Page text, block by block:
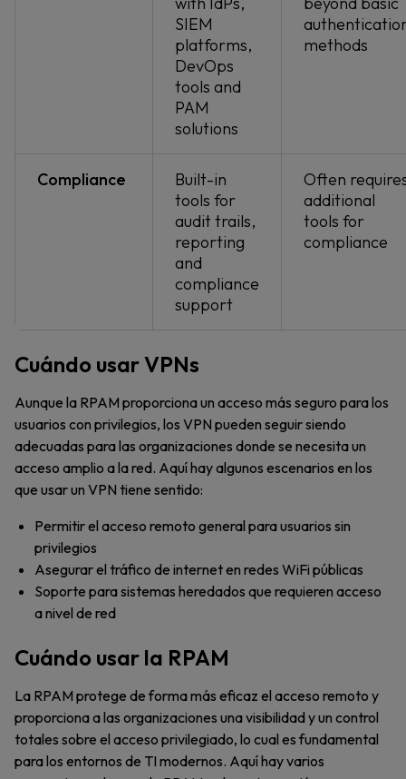
SIEM
platforms,
DevOps
tools and
PAM
solutions
methods
Compliance
Built-in
tools for
audit trails,
reporting
and
compliance
support
Often
additional
tools for
compliance
Cuándo usar VPNs
Aunque la RPAM proporciona un acceso más seguro para los
usuarios con privilegios, los VPN pueden seguir siendo
adecuadas para las organizaciones donde se necesita un
acceso amplio a la red. Aquí hay algunos escenarios en los
que usar un VPN tiene sentido:
Permitir el acceso remoto general para usuarios sin
privilegios
Asegurar el tráfico de internet en redes WiFi públicas
Soporte para sistemas heredados que requieren acceso
a nivel de red
Cuándo usar la RPAM
La RPAM protege de forma más eficaz el acceso remoto y
proporciona a las organizaciones una visibilidad y un control
totales sobre el acceso privilegiado, lo cual es fundamental
para los entornos de TI modernos. Aquí hay varios